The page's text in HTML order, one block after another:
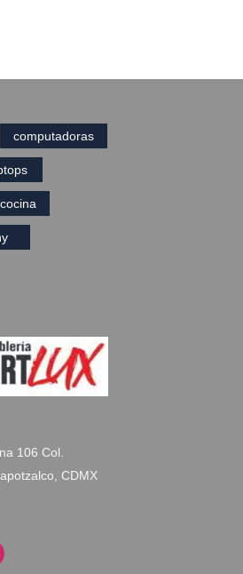
computadoras
106 Col.
CDMX